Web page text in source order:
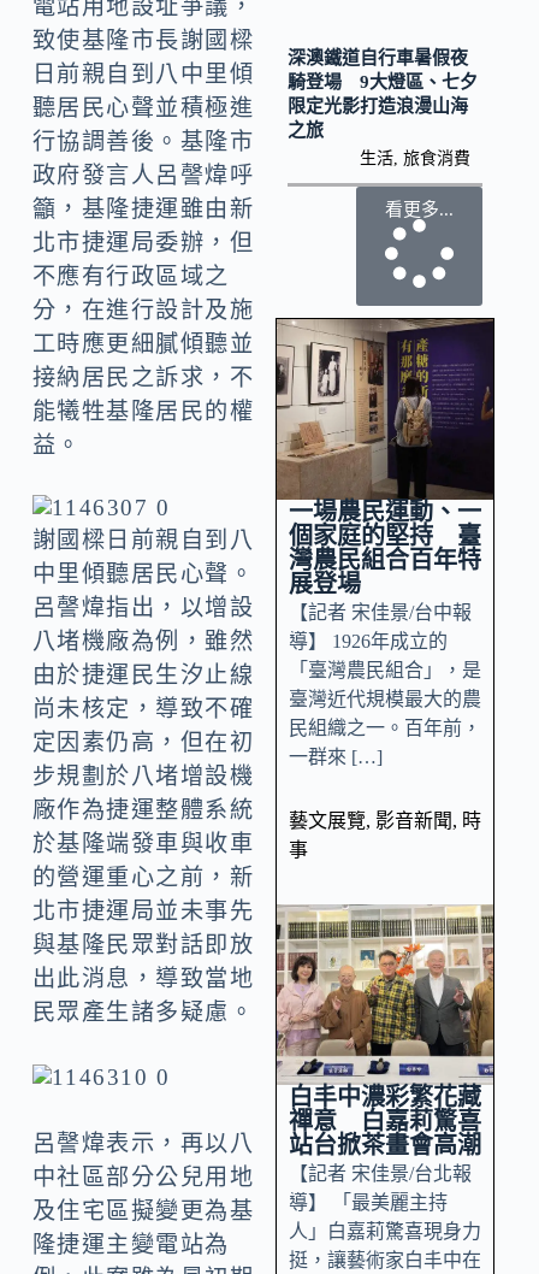
電站用地設址爭議，
致使基隆市長謝國樑
日前親自到八中里傾
聽居民心聲並積極進
行協調善後。基隆市
政府發言人呂謦煒呼
籲，基隆捷運雖由新
北市捷運局委辦，但
不應有行政區域之
分，在進行設計及施
工時應更細膩傾聽並
接納居民之訴求，不
能犧牲基隆居民的權
益。
謝國樑日前親自到八
中里傾聽居民心聲。
呂謦煒指出，以增設
八堵機廠為例，雖然
由於捷運民生汐止線
尚未核定，導致不確
定因素仍高，但在初
步規劃於八堵增設機
廠作為捷運整體系統
於基隆端發車與收車
的營運重心之前，新
北市捷運局並未事先
與基隆民眾對話即放
出此消息，導致當地
民眾產生諸多疑慮。
呂謦煒表示，再以八
中社區部分公兒用地
及住宅區擬變更為基
隆捷運主變電站為
深澳鐵道自行車暑假夜
騎登場 9大燈區、七夕
限定光影打造浪漫山海
之旅
生活 ,旅食消費
看更多...
一場農民運動、一
個家庭的堅持 臺
灣農民組合百年特
展登場
【記者 宋佳景/台中報
導】 1926年成立的
「臺灣農民組合」，是
臺灣近代規模最大的農
民組織之一。百年前，
一群來 […]
藝文展覽, 影音新聞, 時
事
白丰中濃彩繁花藏
禪意 白嘉莉驚喜
站台掀茶畫會高潮
【記者 宋佳景/台北報
導】 「最美麗主持
人」白嘉莉驚喜現身力
挺，讓藝術家白丰中在